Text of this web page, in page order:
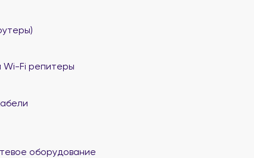
Wi-Fi репитеры
оборудование